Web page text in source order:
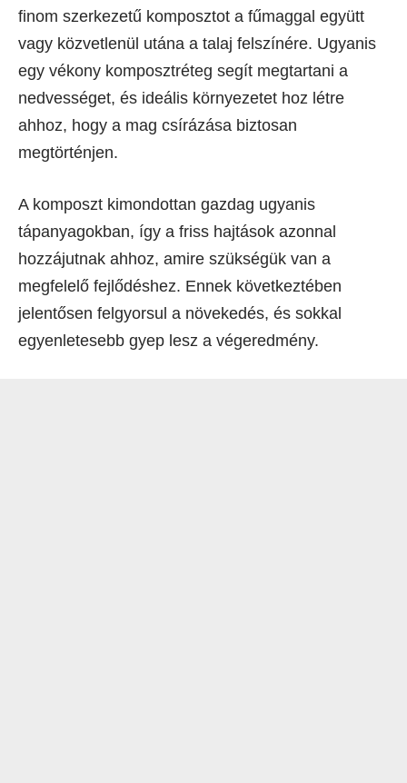
finom szerkezetű komposztot a fűmaggal együtt
vagy közvetlenül utána a talaj felszínére. Ugyanis
egy vékony komposztréteg segít megtartani a
nedvességet, és ideális környezetet hoz létre
ahhoz, hogy a mag csírázása biztosan
megtörténjen.
A komposzt kimondottan gazdag ugyanis
tápanyagokban, így a friss hajtások azonnal
hozzájutnak ahhoz, amire szükségük van a
megfelelő fejlődéshez. Ennek következtében
jelentősen felgyorsul a növekedés, és sokkal
egyenletesebb gyep lesz a végeredmény.